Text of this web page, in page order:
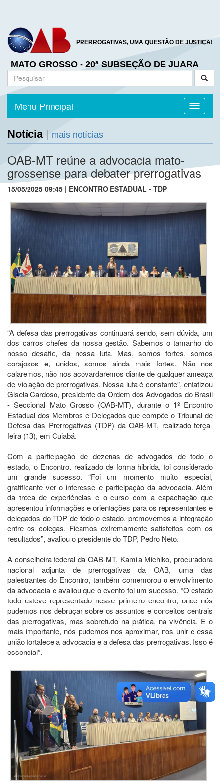
PRERROGATIVAS, UMA QUESTÃO DE JUSTIÇA!
MATO GROSSO - 20ª SUBSEÇÃO DE JUARA
Toggle
Menu Principal
Notícia| mais notícias
OAB-MT reúne a advocacia mato-
grossense para debater prerrogativas
15/05/2025 09:45 | ENCONTRO ESTADUAL - TDP
“A defesa das prerrogativas continuará sendo, sem dúvida, um
dos carros chefes da nossa gestão. Sabemos o tamanho do
nosso desafio, da nossa luta. Mas, somos fortes, somos
corajosos e, unidos, somos ainda mais fortes. Não nos
calaremos, não nos acovardaremos diante de qualquer ameaça
de violação de prerrogativas. Nossa luta é constante”, enfatizou
Gisela Cardoso, presidente da Ordem dos Advogados do Brasil
- Seccional Mato Grosso (OAB-MT), durante o 1º Encontro
Estadual dos Membros e Delegados que compõe o Tribunal de
Defesa das Prerrogativas (TDP) da OAB-MT, realizado terça-
feira (13), em Cuiabá.
Com a participação de dezenas de advogados de todo o
estado, o Encontro, realizado de forma hibrida, foi considerado
um grande sucesso. “Foi um momento muito especial,
gratificante ver o interesse e participação da advocacia. Além
da troca de experiências e o curso com a capacitação que
apresentou informações e orientações para os representantes e
delegados do TDP de todo o estado, promovemos a integração
entre os colegas. Ficamos extremamente satisfeitos com os
resultados”, avaliou o presidente do TDP, Pedro Neto.
A conselheira federal da OAB-MT, Kamila Michiko, procuradora
nacional adjunta de prerrogativas da OAB, uma das
palestrantes do Encontro, também comemorou o envolvimento
da advocacia e avaliou que o evento foi um sucesso. “O estado
todo esteve representado nesse primeiro encontro, onde nós
pudemos nos debruçar sobre os assuntos e conceitos centrais
das prerrogativas, mas sobretudo na prática, na vivência. E o
mais importante, nós pudemos nos aproximar, nos unir e essa
união fortalece a advocacia e a defesa das prerrogativas. Isso é
essencial”.